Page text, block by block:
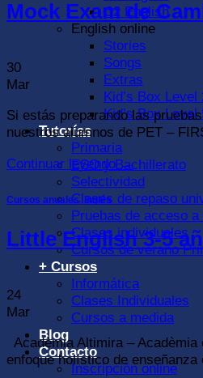
C2 English
English online
Stories
Songs
Extras
Kid’s Box Level
Kid’s Box Level
Tutorías
Primaria
ESO y Bachillerato
Selectividad
Clases de repaso
Pruebas de acceso
Clases individuales
Cursos de verano
+ Cursos
Informática
Clases Individuales
Cursos a medida
Blog
Contacto
Inscripción online
Mock Exam de
30
Mar
Si estás preparando las
nuestros alumnos de PET –
Continuar leyendo→
Cursos anuales, Inglés
Little English 3-5
24
Mar
Acadèmia Altimira –
enfoque holístico de